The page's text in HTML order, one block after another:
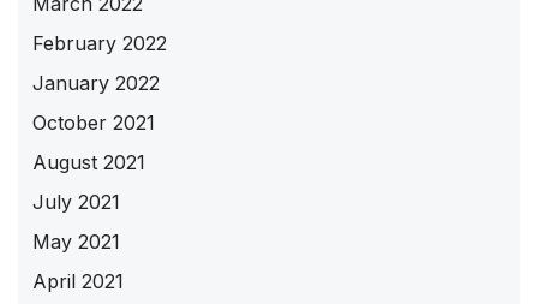
February 2022
January 2022
October 2021
August 2021
July 2021
May 2021
April 2021